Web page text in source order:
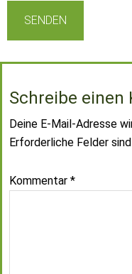
Schreibe einen
Deine E-Mail-Adresse
Erforderliche Felder
Kommentar *